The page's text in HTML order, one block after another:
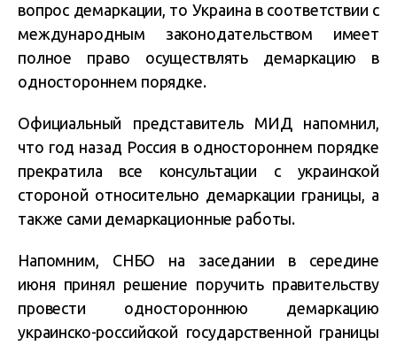
вопрос демаркации, то Украина в соответствии с
международным законодательством имеет
полное право осуществлять демаркацию в
одностороннем порядке.
Официальный представитель МИД напомнил,
что год назад Россия в одностороннем порядке
прекратила все консультации с украинской
стороной относительно демаркации границы, а
также сами демаркационные работы.
Напомним, СНБО на заседании в середине
июня принял решение поручить правительству
провести одностороннюю демаркацию
украинско-российской государственной границы